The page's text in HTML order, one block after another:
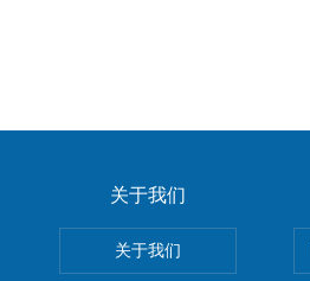
关于我们
关于我们